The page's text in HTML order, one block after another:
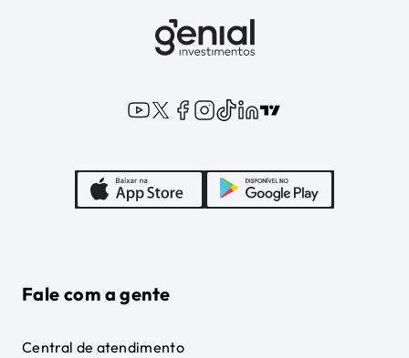
Fale com a gente
Central de atendimento